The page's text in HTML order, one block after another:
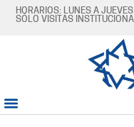
HORARIOS: LUNES A
SÓLO VISITAS